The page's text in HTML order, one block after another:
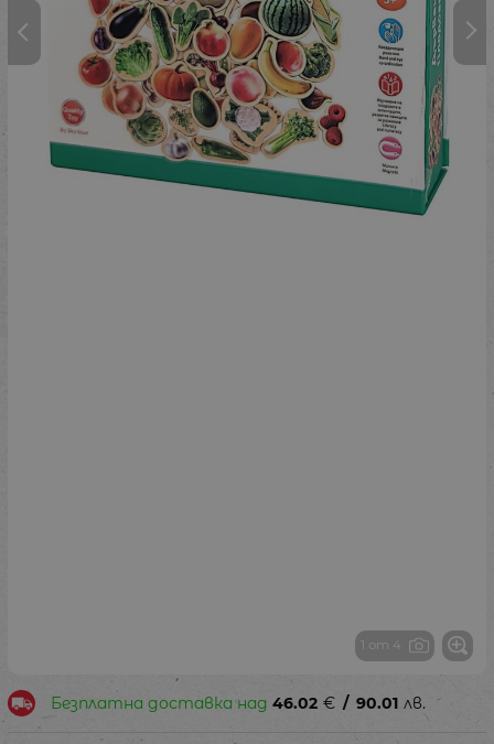
1 от 4
Безплатна доставка над 46.02 € / 90.01 лв.